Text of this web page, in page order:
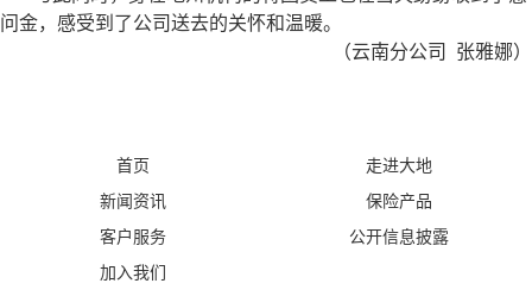
问金，感受到了公司送去的关怀和温暖。
（云南分公司 张雅娜）
首页
走进大地
新闻资讯
保险产品
客户服务
公开信息披露
加入我们